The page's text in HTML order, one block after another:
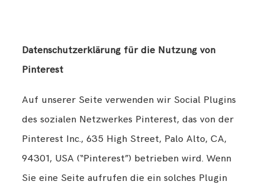
Datenschutzerklärung für die Nutzung von
Pinterest
Auf unserer Seite verwenden wir Social Plugins
des sozialen Netzwerkes Pinterest, das von der
Pinterest Inc., 635 High Street, Palo Alto, CA,
94301, USA (“Pinterest”) betrieben wird. Wenn
Sie eine Seite aufrufen die ein solches Plugin